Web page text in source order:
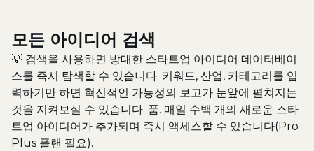
모든 아이디어 검색
💡 검색을 사용하면 방대한 스타트업 아이디어 데이터베이
스를 즉시 탐색할 수 있습니다. 키워드, 산업, 카테고리를 입
력하기만 하면 혁신적인 가능성의 보고가 눈앞에 펼쳐지는
것을 지켜보실 수 있습니다. 품. 매일 수백 개의 새로운 스타
트업 아이디어가 추가되며 즉시 액세스할 수 있습니다(Pro
Plus 플랜 필요).